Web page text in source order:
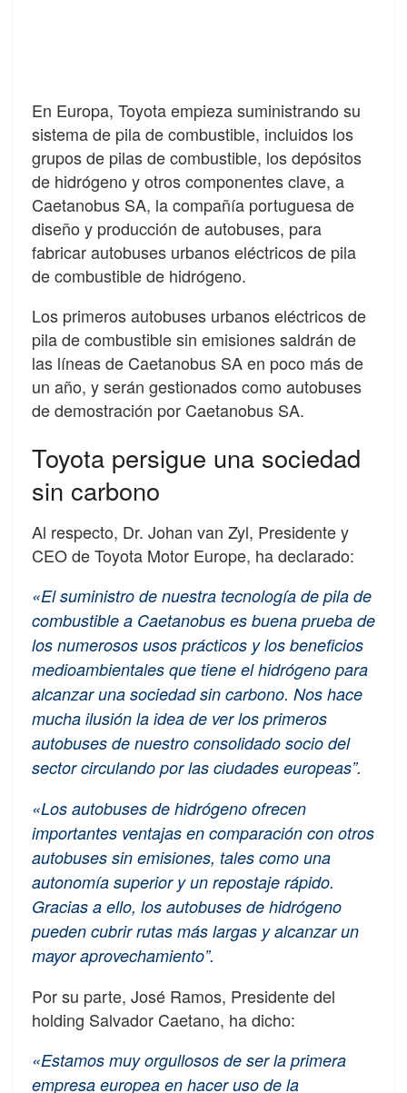
En Europa, Toyota empieza suministrando su
sistema de pila de combustible, incluidos los
grupos de pilas de combustible, los depósitos
de hidrógeno y otros componentes clave, a
Caetanobus SA, la compañía portuguesa de
diseño y producción de autobuses, para
fabricar autobuses urbanos eléctricos de pila
de combustible de hidrógeno.
Los primeros autobuses urbanos eléctricos de
pila de combustible sin emisiones saldrán de
las líneas de Caetanobus SA en poco más de
un año, y serán gestionados como autobuses
de demostración por Caetanobus SA.
Toyota persigue una sociedad
sin carbono
Al respecto, Dr. Johan van Zyl, Presidente y
CEO de Toyota Motor Europe, ha declarado:
«El suministro de nuestra tecnología de pila de
combustible a Caetanobus es buena prueba de
los numerosos usos prácticos y los beneficios
medioambientales que tiene el hidrógeno para
alcanzar una sociedad sin carbono. Nos hace
mucha ilusión la idea de ver los primeros
autobuses de nuestro consolidado socio del
sector circulando por las ciudades europeas”.
«Los autobuses de hidrógeno ofrecen
importantes ventajas en comparación con otros
autobuses sin emisiones, tales como una
autonomía superior y un repostaje rápido.
Gracias a ello, los autobuses de hidrógeno
pueden cubrir rutas más largas y alcanzar un
mayor aprovechamiento”.
Por su parte, José Ramos, Presidente del
holding Salvador Caetano, ha dicho:
«Estamos muy orgullosos de ser la primera
empresa europea en hacer uso de la